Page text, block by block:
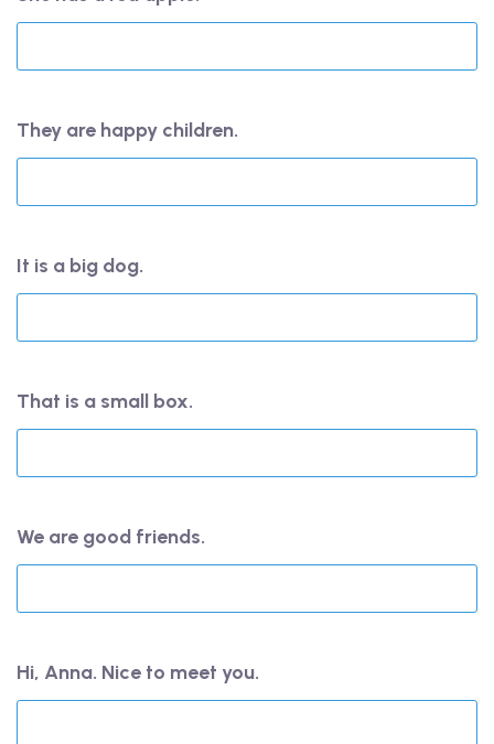
They are happy children.
It is a big dog.
That is a small box.
We are good friends.
Hi, Anna. Nice to meet you.